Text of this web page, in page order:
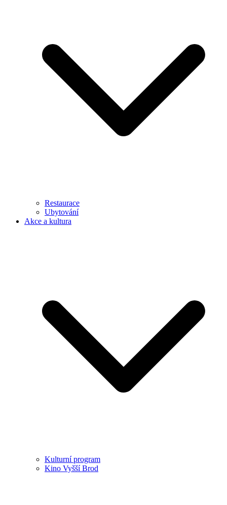
Restaurace
Ubytování
Akce a kultura
Kulturní program
Kino Vyšší Brod